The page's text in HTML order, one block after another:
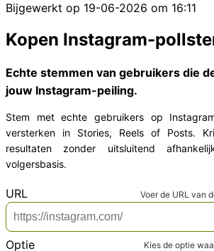
Bijgewerkt op 19-06-2026 om 16:11
Kopen Instagram-
Echte stemmen van gebruikers die
jouw Instagram-peiling.
Stem met echte gebruikers op
versterken in Stories, Reels of Posts.
resultaten zonder uitsluitend
volgersbasis.
URL Voer de URL van
Optie*
Kies de optie